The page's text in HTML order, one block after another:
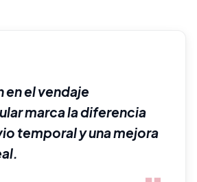
Integral del Dolor Crónico.
Codirectora del
de
y
Ortomolecular.
en el vendaje
marca la diferencia
temporal y una mejora